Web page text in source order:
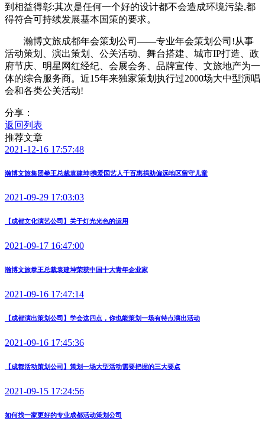
到相益得彰:其次是任何一个好的设计都不会造成环境污染,都
得符合可持续发展基本国策的要求。
瀚博文旅成都年会策划公司——专业年会策划公司!从事
活动策划、演出策划、公关活动、舞台搭建、城市IP打造、政
府节庆、明星网红经纪、会展会务、品牌宣传、文旅地产为一
体的综合服务商。近15年来独家策划执行过2000场大中型演唱
会和各类公关活动!
分享：
返回列表
推荐文章
2021-12-16 17:57:48
瀚博文旅集团拳王总裁袁建坤|携爱国艺人千百惠捐助偏远地区留守儿童
2021-09-29 17:03:03
【成都文化演艺公司】关于灯光光色的运用
2021-09-17 16:47:00
瀚博文旅拳王总裁袁建坤荣获中国十大青年企业家
2021-09-16 17:47:14
【成都演出策划公司】学会这四点，你也能策划一场有特点演出活动
2021-09-16 17:45:36
【成都活动策划公司】策划一场大型活动需要把握的三大要点
2021-09-15 17:24:56
如何找一家更好的专业成都活动策划公司